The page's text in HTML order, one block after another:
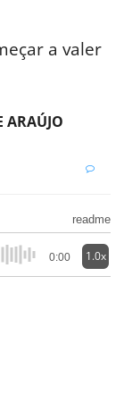
a valer
ARAÚJO
readme
0:00 1.0x